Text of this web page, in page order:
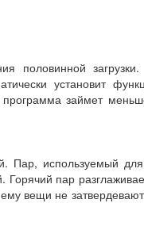
половинной
установит
займет
Пар, используемый
Горячий пар
вещи не